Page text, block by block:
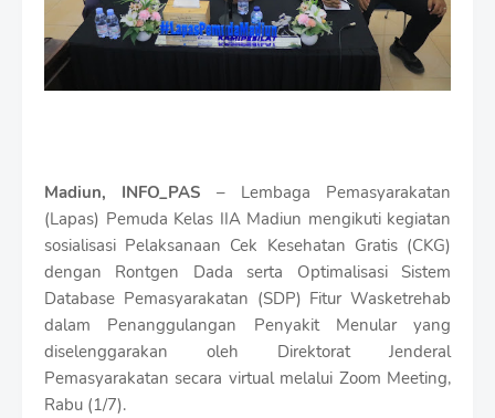
Madiun, INFO_PAS – Lembaga Pemasyarakatan
(Lapas) Pemuda Kelas IIA Madiun mengikuti kegiatan
sosialisasi Pelaksanaan Cek Kesehatan Gratis (CKG)
dengan Rontgen Dada serta Optimalisasi Sistem
Database Pemasyarakatan (SDP) Fitur Wasketrehab
dalam Penanggulangan Penyakit Menular yang
diselenggarakan oleh Direktorat Jenderal
Pemasyarakatan secara virtual melalui Zoom Meeting,
Rabu (1/7).
h
a
n
g
n
W
i
t
h
S
h
r
o
f